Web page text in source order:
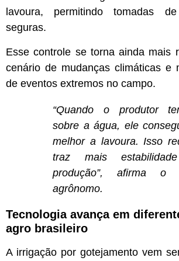
lavoura, permitindo tomadas
seguras.
Esse controle se torna ainda mais
cenário de mudanças climáticas e
de eventos extremos no campo.
“Quando o produtor
sobre a água, ele
melhor a lavoura. Isso
traz mais
produção”, afirma o
agrônomo.
Tecnologia avança em
agro brasileiro
A irrigação por gotejamento vem